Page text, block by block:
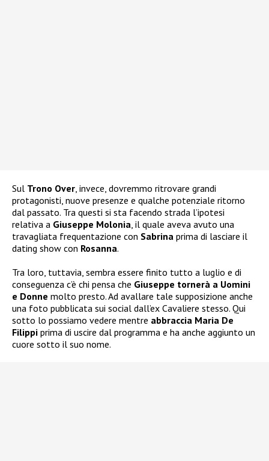
Sul Trono Over, invece, dovremmo ritrovare grandi
protagonisti, nuove presenze e qualche potenziale ritorno
dal passato. Tra questi si sta facendo strada l’ipotesi
relativa a Giuseppe Molonia, il quale aveva avuto una
travagliata frequentazione con Sabrina prima di lasciare il
dating show con Rosanna.
Tra loro, tuttavia, sembra essere finito tutto a luglio e di
conseguenza c’è chi pensa che Giuseppe tornerà a Uomini
e Donne molto presto. Ad avallare tale supposizione anche
una foto pubblicata sui social dall’ex Cavaliere stesso. Qui
sotto lo possiamo vedere mentre abbraccia Maria De
Filippi prima di uscire dal programma e ha anche aggiunto un
cuore sotto il suo nome.